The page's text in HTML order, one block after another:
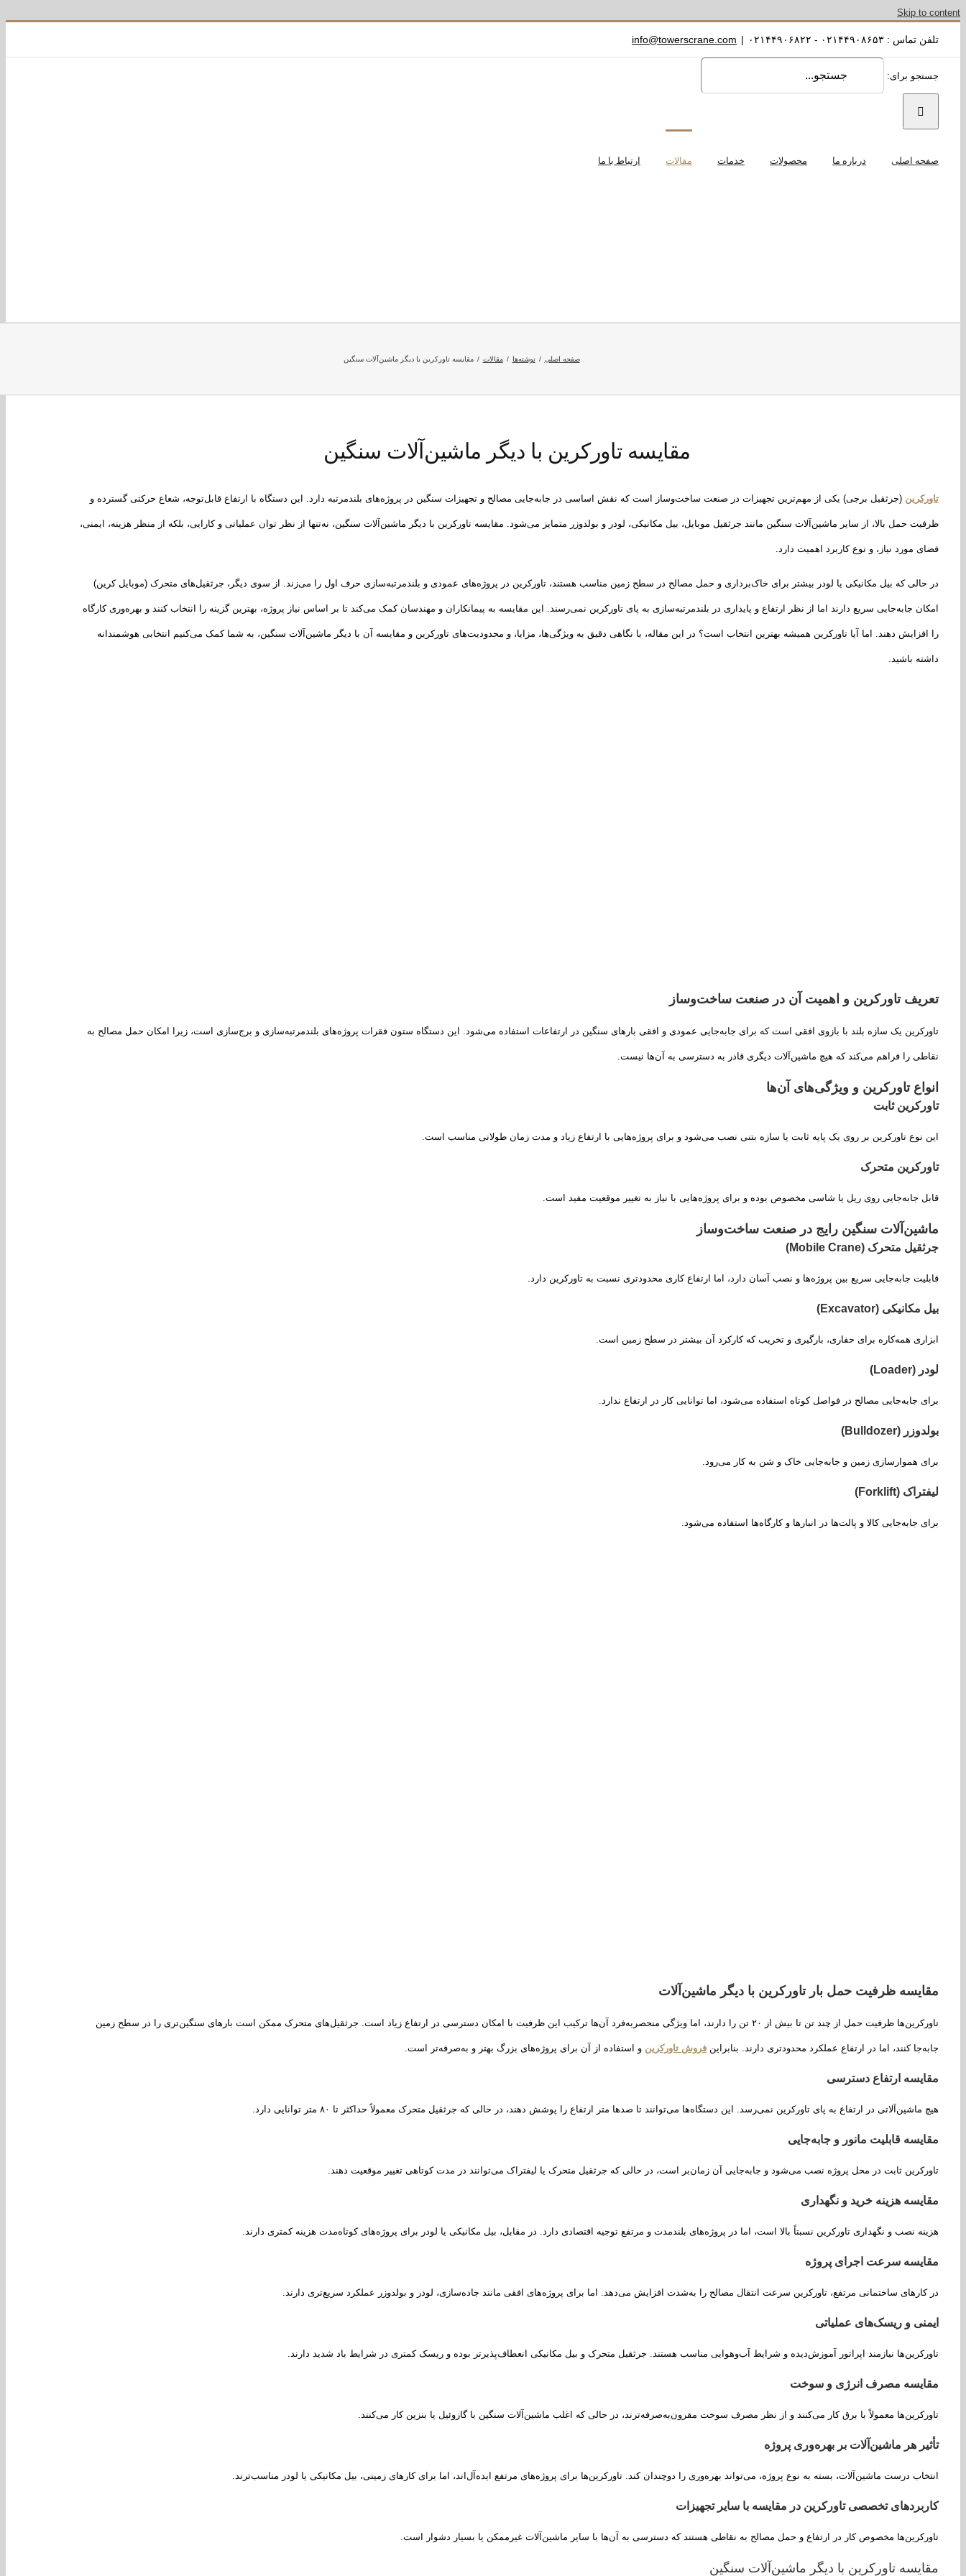
Skip to content
تلفن تماس : ۰۲۱۴۴۹۰۸۶۵۳ - ۰۲۱۴۴۹۰۶۸۲۲ |
info@towerscrane.com
جستجو برای:
صفحه اصلی درباره ما محصولات خدمات مقالات ارتباط با ما
صفحه اصلی نوشته‌ها مقالات مقایسه تاورکرین با دیگر ماشین‌آلات سنگین
مقایسه تاورکرین با دیگر ماشین‌آلات سنگین
تاورکرین (جرثقیل برجی) یکی از مهم‌ترین تجهیزات در صنعت ساخت‌وساز است که نقش اساسی در جابه‌جایی مصالح و تجهیزات سنگین در پروژه‌های بلندمرتبه دارد. این دستگاه با ارتفاع قابل‌توجه، شعاع حرکتی گسترده و
ظرفیت حمل بالا، از سایر ماشین‌آلات سنگین مانند جرثقیل موبایل، بیل مکانیکی، لودر و بولدوزر متمایز می‌شود. مقایسه تاورکرین با دیگر ماشین‌آلات سنگین، نه‌تنها از نظر توان عملیاتی و کارایی، بلکه از منظر هزینه، ایمنی،
فضای مورد نیاز، و نوع کاربرد اهمیت دارد.
در حالی که بیل مکانیکی یا لودر بیشتر برای خاک‌برداری و حمل مصالح در سطح زمین مناسب هستند، تاورکرین در پروژه‌های عمودی و بلندمرتبه‌سازی حرف اول را می‌زند. از سوی دیگر، جرثقیل‌های متحرک (موبایل کرین)
امکان جابه‌جایی سریع دارند اما از نظر ارتفاع و پایداری در بلندمرتبه‌سازی به پای تاورکرین نمی‌رسند. این مقایسه به پیمانکاران و مهندسان کمک می‌کند تا بر اساس نیاز پروژه، بهترین گزینه را انتخاب کنند و بهره‌وری کارگاه
را افزایش دهند. اما آیا تاورکرین همیشه بهترین انتخاب است؟ در این مقاله، با نگاهی دقیق به ویژگی‌ها، مزایا، و محدودیت‌های تاورکرین و مقایسه آن با دیگر ماشین‌آلات سنگین، به شما کمک می‌کنیم انتخابی هوشمندانه
داشته باشید.
تعریف تاورکرین و اهمیت آن در صنعت ساخت‌وساز
تاورکرین یک سازه بلند با بازوی افقی است که برای جابه‌جایی عمودی و افقی بارهای سنگین در ارتفاعات استفاده می‌شود. این دستگاه ستون فقرات پروژه‌های بلندمرتبه‌سازی و برج‌سازی است، زیرا امکان حمل مصالح به
نقاطی را فراهم می‌کند که هیچ ماشین‌آلات دیگری قادر به دسترسی به آن‌ها نیست.
انواع تاورکرین و ویژگی‌های آن‌ها
تاورکرین ثابت
این نوع تاورکرین بر روی یک پایه ثابت یا سازه بتنی نصب می‌شود و برای پروژه‌هایی با ارتفاع زیاد و مدت زمان طولانی مناسب است.
تاورکرین متحرک
قابل جابه‌جایی روی ریل یا شاسی مخصوص بوده و برای پروژه‌هایی با نیاز به تغییر موقعیت مفید است.
ماشین‌آلات سنگین رایج در صنعت ساخت‌وساز
جرثقیل متحرک (Mobile Crane)
قابلیت جابه‌جایی سریع بین پروژه‌ها و نصب آسان دارد، اما ارتفاع کاری محدودتری نسبت به تاورکرین دارد.
بیل مکانیکی (Excavator)
ابزاری همه‌کاره برای حفاری، بارگیری و تخریب که کارکرد آن بیشتر در سطح زمین است.
لودر (Loader)
برای جابه‌جایی مصالح در فواصل کوتاه استفاده می‌شود، اما توانایی کار در ارتفاع ندارد.
بولدوزر (Bulldozer)
برای هموارسازی زمین و جابه‌جایی خاک و شن به کار می‌رود.
لیفتراک (Forklift)
برای جابه‌جایی کالا و پالت‌ها در انبارها و کارگاه‌ها استفاده می‌شود.
مقایسه ظرفیت حمل بار تاورکرین با دیگر ماشین‌آلات
تاورکرین‌ها ظرفیت حمل از چند تن تا بیش از ۲۰ تن را دارند، اما ویژگی منحصربه‌فرد آن‌ها ترکیب این ظرفیت با امکان دسترسی در ارتفاع زیاد است. جرثقیل‌های متحرک ممکن است بارهای سنگین‌تری را در سطح زمین
جابه‌جا کنند، اما در ارتفاع عملکرد محدودتری دارند. بنابراین فروش تاورکرین و استفاده از آن برای پروژه‌های بزرگ بهتر و به‌صرفه‌تر است.
مقایسه ارتفاع دسترسی
هیچ ماشین‌آلاتی در ارتفاع به پای تاورکرین نمی‌رسد. این دستگاه‌ها می‌توانند تا صدها متر ارتفاع را پوشش دهند، در حالی که جرثقیل متحرک معمولاً حداکثر تا ۸۰ متر توانایی دارد.
مقایسه قابلیت مانور و جابه‌جایی
تاورکرین ثابت در محل پروژه نصب می‌شود و جابه‌جایی آن زمان‌بر است، در حالی که جرثقیل متحرک یا لیفتراک می‌توانند در مدت کوتاهی تغییر موقعیت دهند.
مقایسه هزینه خرید و نگهداری
هزینه نصب و نگهداری تاورکرین نسبتاً بالا است، اما در پروژه‌های بلندمدت و مرتفع توجیه اقتصادی دارد. در مقابل، بیل مکانیکی یا لودر برای پروژه‌های کوتاه‌مدت هزینه کمتری دارند.
مقایسه سرعت اجرای پروژه
در کارهای ساختمانی مرتفع، تاورکرین سرعت انتقال مصالح را به‌شدت افزایش می‌دهد. اما برای پروژه‌های افقی مانند جاده‌سازی، لودر و بولدوزر عملکرد سریع‌تری دارند.
ایمنی و ریسک‌های عملیاتی
تاورکرین‌ها نیازمند اپراتور آموزش‌دیده و شرایط آب‌وهوایی مناسب هستند. جرثقیل متحرک و بیل مکانیکی انعطاف‌پذیرتر بوده و ریسک کمتری در شرایط باد شدید دارند.
مقایسه مصرف انرژی و سوخت
تاورکرین‌ها معمولاً با برق کار می‌کنند و از نظر مصرف سوخت مقرون‌به‌صرفه‌ترند، در حالی که اغلب ماشین‌آلات سنگین با گازوئیل یا بنزین کار می‌کنند.
تأثیر هر ماشین‌آلات بر بهره‌وری پروژه
انتخاب درست ماشین‌آلات، بسته به نوع پروژه، می‌تواند بهره‌وری را دوچندان کند. تاورکرین‌ها برای پروژه‌های مرتفع ایده‌آل‌اند، اما برای کارهای زمینی، بیل مکانیکی یا لودر مناسب‌ترند.
کاربردهای تخصصی تاورکرین در مقایسه با سایر تجهیزات
تاورکرین‌ها مخصوص کار در ارتفاع و حمل مصالح به نقاطی هستند که دسترسی به آن‌ها با سایر ماشین‌آلات غیرممکن یا بسیار دشوار است.
مقایسه تاورکرین با دیگر ماشین‌آلات سنگین